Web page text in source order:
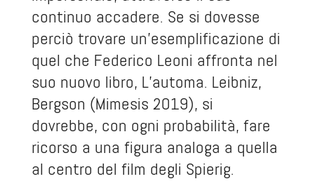
continuo accadere. Se si dovesse
perciò trovare un’esemplificazione di
quel che Federico Leoni affronta nel
suo nuovo libro, L’automa. Leibniz,
Bergson (Mimesis 2019), si
dovrebbe, con ogni probabilità, fare
ricorso a una figura analoga a quella
al centro del film degli Spierig.